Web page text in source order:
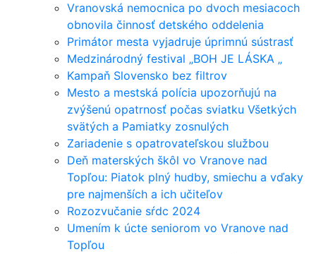
Vranovská nemocnica po dvoch mesiacoch
obnovila činnosť detského oddelenia
Primátor mesta vyjadruje úprimnú sústrasť
Medzinárodný festival „BOH JE LÁSKA „
Kampaň Slovensko bez filtrov
Mesto a mestská polícia upozorňujú na
zvýšenú opatrnosť počas sviatku Všetkých
svätých a Pamiatky zosnulých
Zariadenie s opatrovateľskou službou
Deň materských škôl vo Vranove nad
Topľou: Piatok plný hudby, smiechu a vďaky
pre najmenších a ich učiteľov
Rozozvučanie sŕdc 2024
Umením k úcte seniorom vo Vranove nad
Topľou